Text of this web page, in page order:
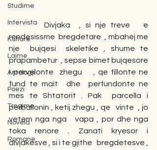
Studime
Intervista
Kulturë
Lajme
Antologji
Poezi
Tregime
Novela
Romane
        Divjaka  , si nje treve   e
rendesissme  bregdetare  , mbahej me
nje  bujqesi  skeletike , shume te
prapambetur  , sepse bimet bujqesore
i pervelonte  zhegu    , qe fillonte ne
fund te mait  dhe  perfundonte ne
mes te Shtatorit . Pak  parcella i
perballonin , ketij zhegu , qe   vinte  , jo
vetem nga nga   vapa , por dhe nga
toka renore . Zanati kryesor i
divjakesve , si i te gjithe   bregdetesve ,